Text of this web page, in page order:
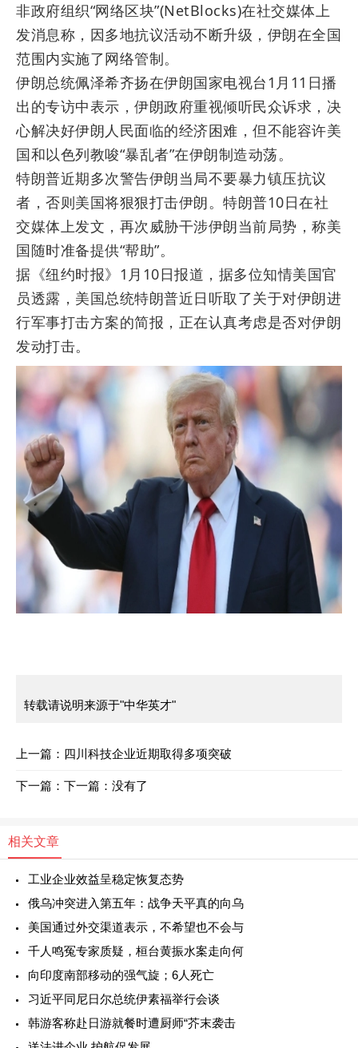
非政府组织“网络区块”(NetBlocks)在社交媒体上
发消息称，因多地抗议活动不断升级，伊朗在全国
范围内实施了网络管制。
伊朗总统佩泽希齐扬在伊朗国家电视台1月11日播
出的专访中表示，伊朗政府重视倾听民众诉求，决
心解决好伊朗人民面临的经济困难，但不能容许美
国和以色列教唆“暴乱者”在伊朗制造动荡。
特朗普近期多次警告伊朗当局不要暴力镇压抗议
者，否则美国将狠狠打击伊朗。特朗普10日在社
交媒体上发文，再次威胁干涉伊朗当前局势，称美
国随时准备提供“帮助”。
据《纽约时报》1月10日报道，据多位知情美国官
员透露，美国总统特朗普近日听取了关于对伊朗进
行军事打击方案的简报，正在认真考虑是否对伊朗
发动打击。
转载请说明来源于"中华英才"
上一篇： 四川科技企业近期取得多项突破
下一篇： 下一篇：没有了
相关文章
工业企业效益呈稳定恢复态势
俄乌冲突进入第五年：战争天平真的向乌
美国通过外交渠道表示，不希望也不会与
千人鸣冤专家质疑，桓台黄振水案走向何
向印度南部移动的强气旋；6人死亡
习近平同尼日尔总统伊素福举行会谈
韩游客称赴日游就餐时遭厨师“芥末袭击